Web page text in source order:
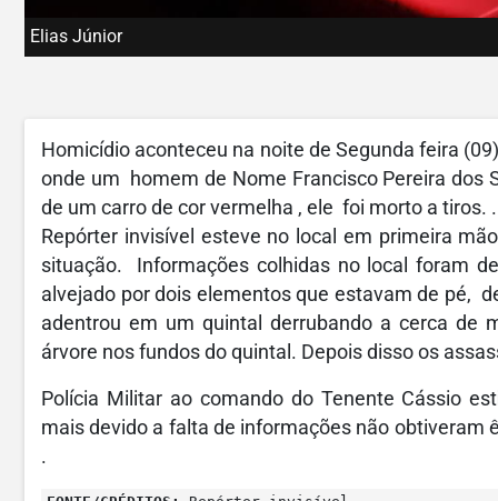
Elias Júnior
Homicídio aconteceu na noite de Segunda feira
onde um homem de Nome Francisco Pereira dos
de um carro de cor vermelha , ele foi morto a tiros. .
Repórter invisível esteve no local em primeira
situação. Informações colhidas no local foram
alvejado por dois elementos que estavam de pé,
adentrou em um quintal derrubando a cerca de
árvore nos fundos do quintal. Depois disso os
Polícia Militar ao comando do Tenente Cássio
mais devido a falta de informações não obtiveram
.